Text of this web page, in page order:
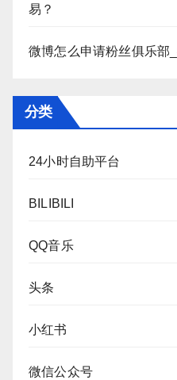
易？
微博怎么申请粉丝俱乐部
分类
24小时自助平台
BILIBILI
QQ音乐
头条
小红书
微信公众号